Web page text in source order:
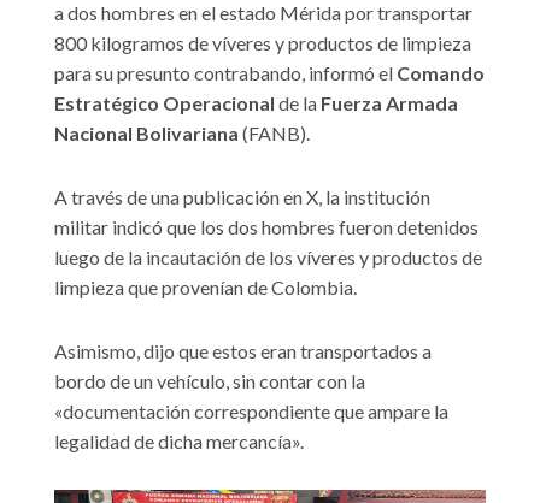
a dos hombres en el estado Mérida por transportar
800 kilogramos de víveres y productos de limpieza
para su presunto contrabando, informó el Comando
Estratégico Operacional de la Fuerza Armada
Nacional Bolivariana (FANB).
A través de una publicación en X, la institución
militar indicó que los dos hombres fueron detenidos
luego de la incautación de los víveres y productos de
limpieza que provenían de Colombia.
Asimismo, dijo que estos eran transportados a
bordo de un vehículo, sin contar con la
«documentación correspondiente que ampare la
legalidad de dicha mercancía».